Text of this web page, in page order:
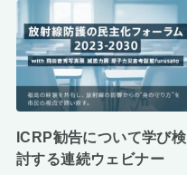
ICRP勧告について学び検
討する連続ウェビナー